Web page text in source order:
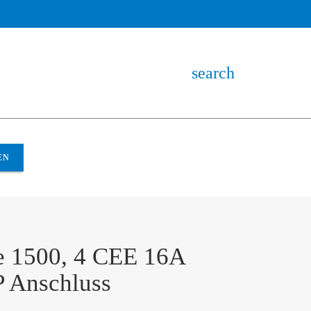
search
1500, 4 CEE 16A
Anschluss